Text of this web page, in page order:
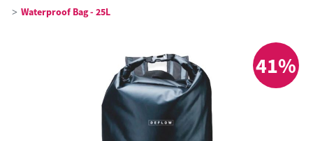
Waterproof Bag - 25L
41%